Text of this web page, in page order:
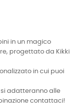
in un magico
progettato da Kikki
in cui puoi
adatteranno alle
contattaci!